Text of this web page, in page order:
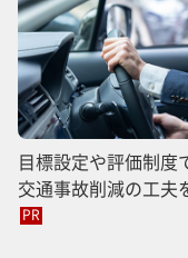
目標設定や評価制
交通事故削減の工夫
PR